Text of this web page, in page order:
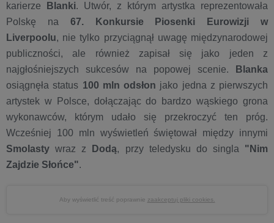
karierze
Blanki. Utwór, z którym artystka reprezentowała
Polskę na 67. Konkursie Piosenki Eurowizji w
Liverpoolu, nie tylko przyciągnął uwagę międzynarodowej
publiczności, ale również zapisał się jako jeden z
najgłośniejszych sukcesów na popowej scenie.
Blanka
osiągnęła status 100 mln odsłon jako jedna z pierwszych
artystek w Polsce, dołączając do bardzo wąskiego grona
wykonawców, którym udało się przekroczyć ten próg.
Wcześniej 100 mln wyświetleń świętował między innymi
Smolastywraz z Dodą, przy teledysku do singla "Nim
Zajdzie Słońce".
Aby wyświetlić treść poprawnie zaakceptuj pliki cookies.